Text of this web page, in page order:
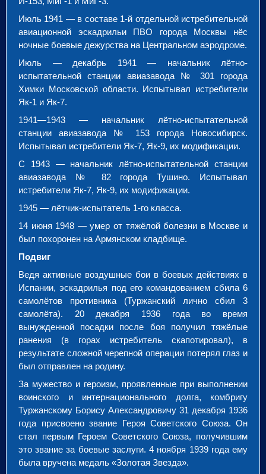
Июль 1941 — в составе 1-й отдельной истребительной
авиационной эскадрильи ПВО города Москвы нёс
ночные боевые дежурства на Центральном аэродроме.
Июль — декабрь 1941 — начальник лётно-
испытательной станции авиазавода № 301 города
Химки Московской области. Испытывал истребители
Як-1 и Як-7.
1941—1943 — начальник лётно-испытательной
станции авиазавода № 153 города Новосибирск.
Испытывал истребители Як-7, Як-9, их модификации.
С 1943 — начальник лётно-испытательной станции
авиазавода № 82 города Тушино. Испытывал
истребители Як-7, Як-9, их модификации.
1945 — лётчик-испытатель 1-го класса.
14 июня 1948 — умер от тяжёлой болезни в Москве и
был похоронен на Армянском кладбище.
Подвиг
Ведя активные воздушные бои в боевых действиях в
Испании, эскадрилья под его командованием сбила 6
самолётов противника (Туржанский лично сбил 3
самолёта). 20 декабря 1936 года во время
вынужденной посадки после боя получил тяжёлые
ранения (в горах истребитель скапотировал), в
результате сложной черепной операции потерял глаз и
был отправлен на родину.
За мужество и героизм, проявленные при выполнении
воинского и интернационального долга, комбригу
Туржанскому Борису Александровичу 31 декабря 1936
года присвоено звание Героя Советского Союза. Он
стал первым Героем Советского Союза, получившим
это звание за боевые заслуги. 4 ноября 1939 года ему
была вручена медаль «Золотая Звезда».